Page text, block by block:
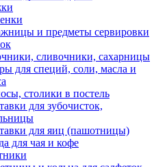
и предметы сервировки
сливочники, сахарницы
для специй, соли, масла и
столики в постель
для зубочисток,
для яиц (пашотницы)
для чая и кофе